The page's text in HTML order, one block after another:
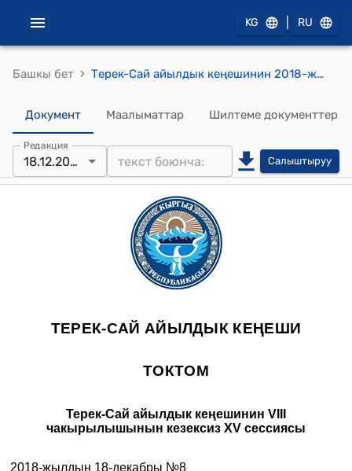
KG RU
Башкы бет › Терек-Сай айылдык кеңешинин 2018-жылдын 18-декабрындагы №8 "Жалал-Абад шаарында боло турган волейбол оюнуна баруу үчүн жол чыгымдарын төлөө жөнүндө" токтому
Документ Маалыматтар Шилтеме документтер
Редакция
18.12.2018 Салыштыруу